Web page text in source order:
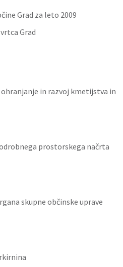
Grad za leto 2009
Grad
in razvoj kmetijstva in
prostorskega načrta
skupne občinske uprave